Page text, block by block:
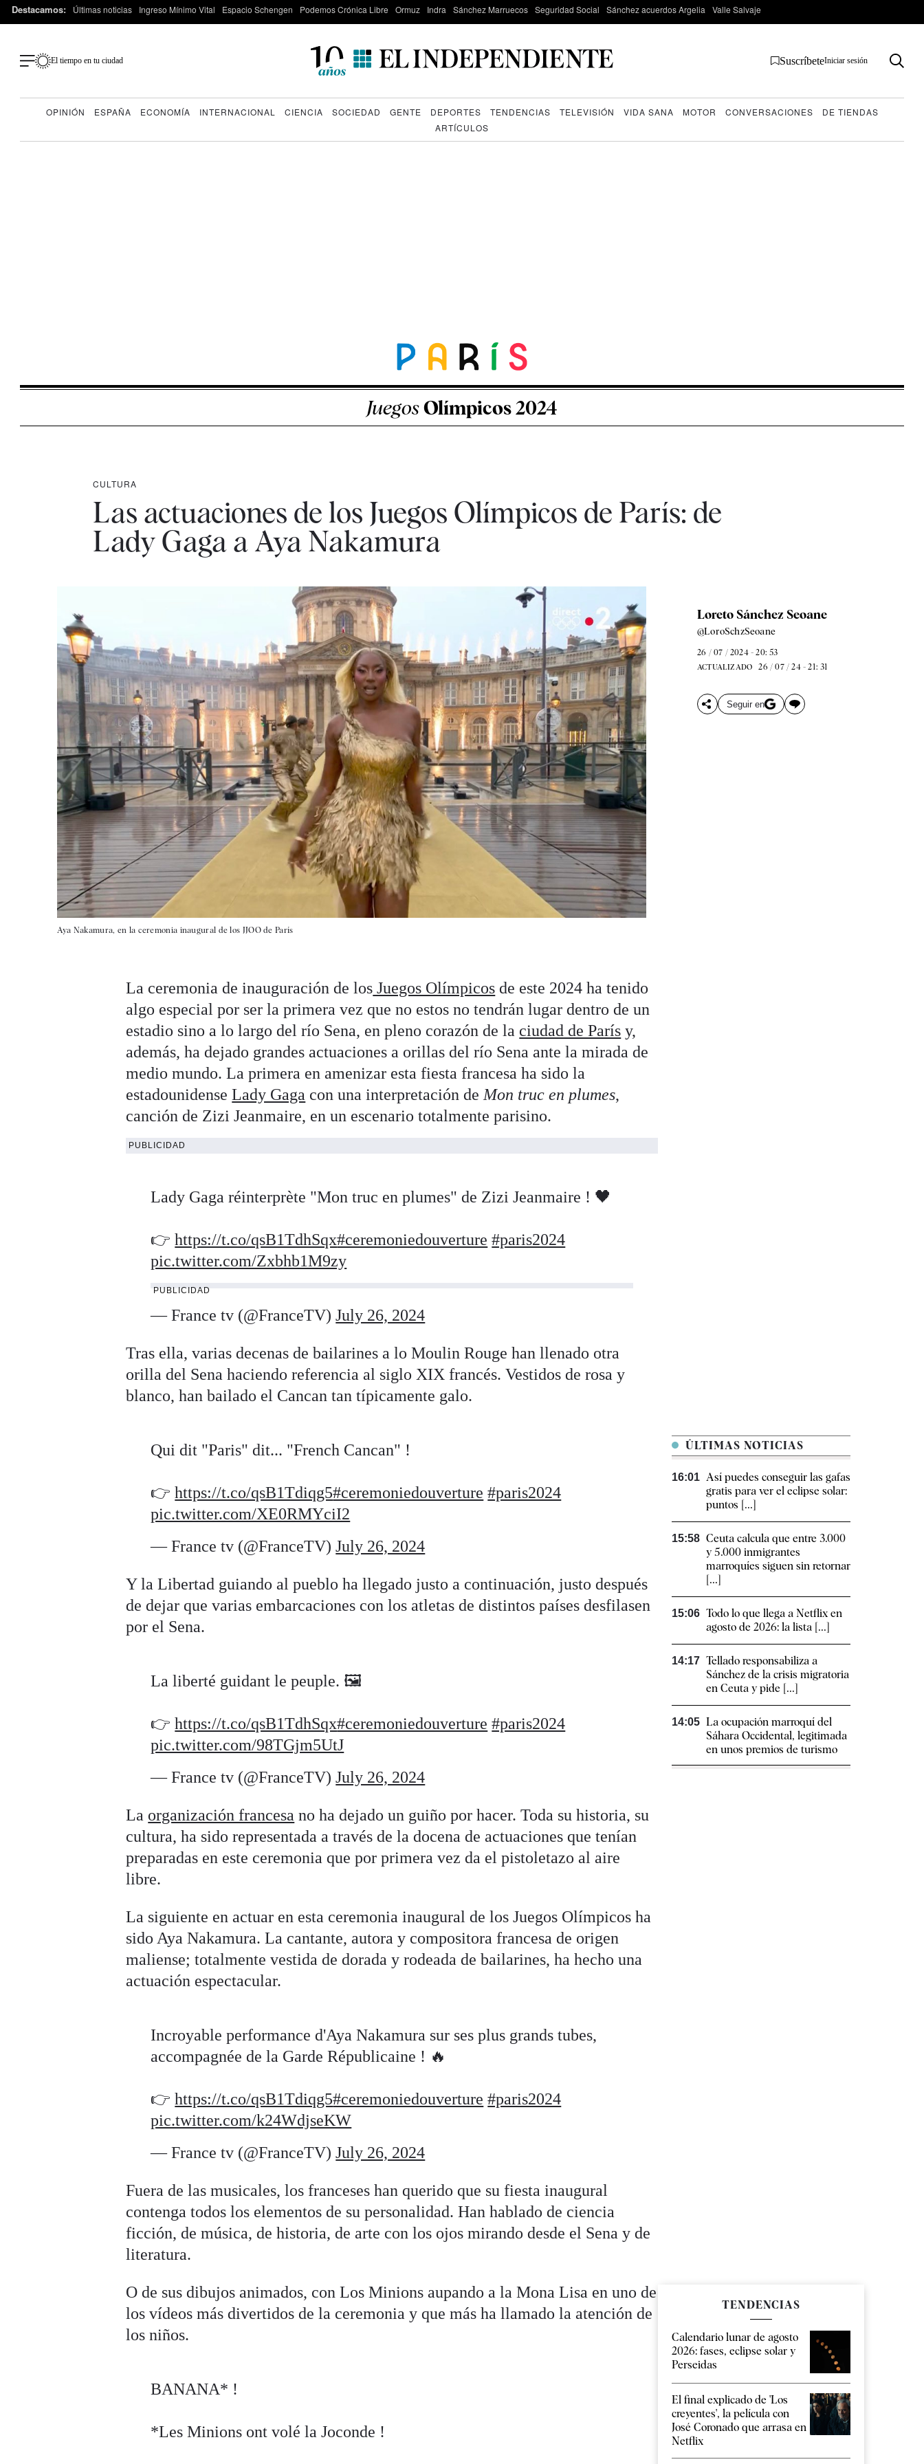
Destacamos: Últimas noticias Ingreso Mínimo Vital Espacio Schengen Podemos Crónica Libre Ormuz Indra Sánchez Marruecos Seguridad Social Sánchez acuerdos Argelia Valle Salvaje
El tiempo en tu ciudad SuscríbeteIniciar sesión
OPINIÓN ESPAÑA ECONOMÍA INTERNACIONAL CIENCIA SOCIEDAD GENTE DEPORTES TENDENCIAS TELEVISIÓN VIDA SANA MOTOR CONVERSACIONES
DE TIENDAS
ARTÍCULOS
JuegosOlímpicos 2024
CULTURA
Las actuaciones de los Juegos Olímpicos de París: de
Lady Gaga a Aya Nakamura
Aya Nakamura, en la ceremonia inaugural de los JJOO de París
Loreto Sánchez Seoane
@LoroSchzSeoane
26 / 07 / 2024 - 20: 53
ACTUALIZADO 26 / 07 / 24 - 21: 31
Seguir en
La ceremonia de inauguración de los Juegos Olímpicos de este 2024 ha tenido
algo especial por ser la primera vez que no estos no tendrán lugar dentro de un
estadio sino a lo largo del río Sena, en pleno corazón de la ciudad de París y,
además, ha dejado grandes actuaciones a orillas del río Sena ante la mirada de
medio mundo. La primera en amenizar esta fiesta francesa ha sido la
estadounidenseLady Gaga con una interpretación deMon truc en plumes,
canción de Zizi Jeanmaire, en un escenario totalmente parisino.
PUBLICIDAD
Lady Gaga réinterprète "Mon truc en plumes" de Zizi Jeanmaire ! 🖤
👉https://t.co/qsB1TdhSqx#ceremoniedouverture #paris2024
pic.twitter.com/Zxbhb1M9zy
PUBLICIDAD
— France tv (@FranceTV)July 26, 2024
Tras ella, varias decenas de bailarines a lo Moulin Rouge han llenado otra
orilla del Sena haciendo referencia al siglo XIX francés. Vestidos de rosa y
blanco, han bailado el Cancan tan típicamente galo.
Qui dit "Paris" dit... "French Cancan" !
👉https://t.co/qsB1Tdiqg5#ceremoniedouverture #paris2024
pic.twitter.com/XE0RMYciI2
— France tv (@FranceTV)July 26, 2024
Y la Libertad guiando al pueblo ha llegado justo a continuación, justo después
de dejar que varias embarcaciones con los atletas de distintos países desfilasen
por el Sena.
La liberté guidant le peuple. 🖼️
👉https://t.co/qsB1TdhSqx#ceremoniedouverture #paris2024
pic.twitter.com/98TGjm5UtJ
— France tv (@FranceTV)July 26, 2024
La organización francesa no ha dejado un guiño por hacer. Toda su historia, su
cultura, ha sido representada a través de la docena de actuaciones que tenían
preparadas en este ceremonia que por primera vez da el pistoletazo al aire
libre.
La siguiente en actuar en esta ceremonia inaugural de los Juegos Olímpicos ha
sido Aya Nakamura. La cantante, autora y compositora francesa de origen
maliense; totalmente vestida de dorada y rodeada de bailarines, ha hecho una
actuación espectacular.
Incroyable performance d'Aya Nakamura sur ses plus grands tubes,
accompagnée de la Garde Républicaine ! 🔥
👉https://t.co/qsB1Tdiqg5#ceremoniedouverture #paris2024
pic.twitter.com/k24WdjseKW
— France tv (@FranceTV)July 26, 2024
Fuera de las musicales, los franceses han querido que su fiesta inaugural
contenga todos los elementos de su personalidad. Han hablado de ciencia
ficción, de música, de historia, de arte con los ojos mirando desde el Sena y de
literatura.
O de sus dibujos animados, con Los Minions aupando a la Mona Lisa en uno de
los vídeos más divertidos de la ceremonia y que más ha llamado la atención de
los niños.
BANANA* !
*Les Minions ont volé la Joconde !
ÚLTIMAS NOTICIAS
16:01 Así puedes conseguir las gafas
gratis para ver el eclipse solar:
puntos [...]
15:58 Ceuta calcula que entre 3.000
y 5.000 inmigrantes
marroquíes siguen sin retornar
[...]
15:06 Todo lo que llega a Netflix en
agosto de 2026: la lista [...]
14:17 Tellado responsabiliza a
Sánchez de la crisis migratoria
en Ceuta y pide [...]
14:05 La ocupación marroquí del
Sáhara Occidental, legitimada
en unos premios de turismo
TENDENCIAS
Calendario lunar de agosto
2026: fases, eclipse solar y
Perseidas
El final explicado de 'Los
creyentes', la película con
José Coronado que arrasa en
Netflix